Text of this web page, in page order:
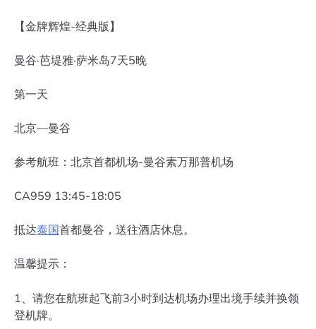
【金牌辉煌-经典版】
曼谷·芭堤雅·萨米岛7天5晚
第一天
北京—曼谷
参考航班：北京首都机场-曼谷素万那普机场
CA959 13:45-18:05
抵达泰国首都曼谷，送往酒店休息。
温馨提示：
1、请您在航班起飞前3小时到达机场办理出境手续并换领
登机牌。